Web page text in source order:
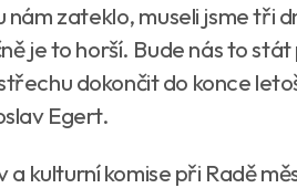
zateklo, museli jsme tři
je to horší. Bude nás to stát
dokončit do konce
Egert.
kulturní komise při Radě